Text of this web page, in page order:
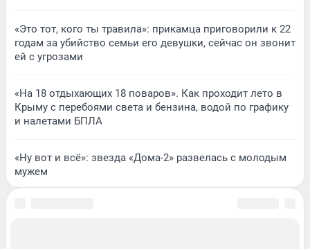
«Это тот, кого ты травила»: прикамца приговорили к 22
годам за убийство семьи его девушки, сейчас он звонит
ей с угрозами
«На 18 отдыхающих 18 поваров». Как проходит лето в
Крыму с перебоями света и бензина, водой по графику
и налетами БПЛА
«Ну вот и всё»: звезда «Дома-2» развелась с молодым
мужем